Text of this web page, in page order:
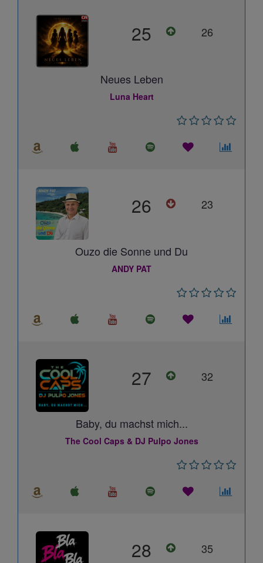
25 26
Neues Leben
Luna Heart
26 23
Ouzo die Sonne und Du
ANDY PAT
27 32
Baby, du machst mich...
The Cool Caps & DJ Pulpo Jones
28 35